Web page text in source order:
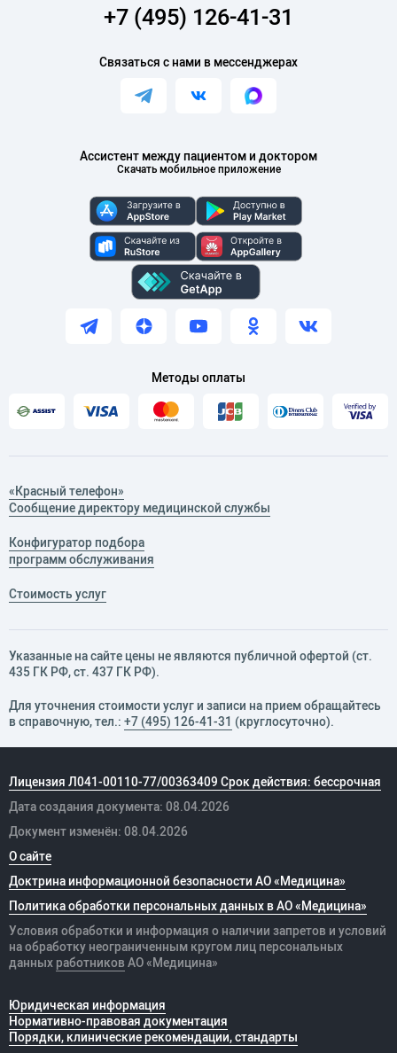
Ассистент между пациентом и доктором
Скачать мобильное приложение
+7 (495) 126-41-31
Связаться с нами в мессенджерах
Методы оплаты
«Красный телефон»
Сообщение директору медицинской службы
Конфигуратор подбора
программ обслуживания
Стоимость услуг
Указанные на сайте цены не являются публичной офертой (ст.
435 ГК РФ, cт. 437 ГК РФ).
Для уточнения стоимости услуг и записи на прием обращайтесь
в справочную, тел.: +7 (495) 126-41-31 (круглосуточно).
Лицензия Л041-00110-77/00363409 Срок действия: бессрочная
Дата создания документа: 08.04.2026
Документ изменён: 08.04.2026
О сайте
Доктрина информационной безопасности АО «Медицина»
Политика обработки персональных данных в АО «Медицина»
Условия обработки и информация о наличии запретов и условий
на обработку неограниченным кругом лиц персональных
данных работников АО «Медицина»
Юридическая информация
Нормативно-правовая документация
Порядки, клинические рекомендации, стандарты